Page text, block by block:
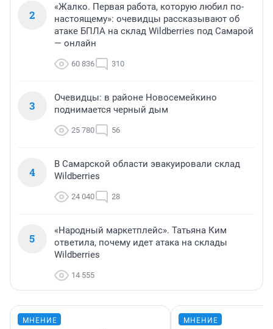
2
«Жалко. Первая работа, которую любил по-
настоящему»: очевидцы рассказывают об
атаке БПЛА на склад Wildberries под Самарой
— онлайн
60 836 310
3
Очевидцы: в районе Новосемейкино
поднимается черный дым
25 780 56
4
В Самарской области эвакуировали склад
Wildberries
24 040 28
5
«Народный маркетплейс». Татьяна Ким
ответила, почему идет атака на склады
Wildberries
14 555
МНЕНИЕ МНЕНИЕ